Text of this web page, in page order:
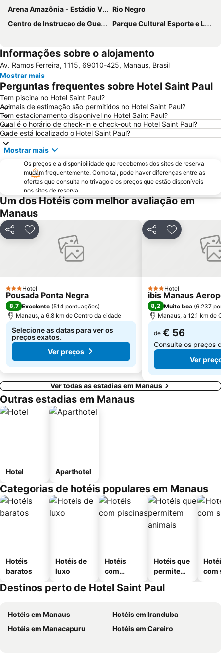
Arena Amazônia - Estádio Vivaldão
Rio Negro
Centro de Instrucao de Guerra na Selva
Parque Cultural Esporte e Lazer Ponta Negra
Informações sobre o alojamento
Av. Ramos Ferreira, 1115, 69010-425, Manaus, Brasil
Mostrar mais
Perguntas frequentes sobre Hotel Saint Paul
Tem piscina no Hotel Saint Paul?
Animais de estimação são permitidos no Hotel Saint Paul?
Tem estacionamento disponível no Hotel Saint Paul?
Qual é o horário de check-in e check-out no Hotel Saint Paul?
Onde está localizado o Hotel Saint Paul?
Mostrar mais
Os preços e a disponibilidade que recebemos dos sites de reserva
mudam frequentemente. Como tal, pode haver diferenças entre as
ofertas que consulta no trivago e os preços que estão disponíveis
nos sites de reserva.
Um dos Hotéis com melhor avaliação em
Manaus
PartilharAdicionar aos favoritos
3 Estrelas
Hotel
Pousada Ponta Negra
8,7 Excelente (514 pontuações)
Manaus, a 6.8 km de Centro da cidade
Selecione as datas para ver os
preços exatos.
Ver preços
PartilharAdicionar
3 Estrelas
Hotel
ibis Manaus
8,2 Muito boa (6.237
Manaus, a 12.1 km de
de € 56
Consulte os preços
Ver
Ver todas as estadias em Manaus
Outras estadias em Manaus
Hotel Aparthotel
Categorias de hotéis populares em Manaus
Hotéis
baratos
Hotéis de
luxo
Hotéis
com
Hotéis que
permitem
com
Destinos perto de Hotel Saint Paul
Hotéis em Manaus
Hotéis em Iranduba
Hotéis em Manacapuru
Hotéis em Careiro